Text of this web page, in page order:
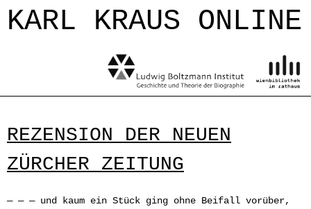
Jump to navigation
KARL KRAUS ONLINE
REZENSION DER NEUEN
ZÜRCHER ZEITUNG
— — — und kaum ein Stück ging ohne Beifall vorüber,